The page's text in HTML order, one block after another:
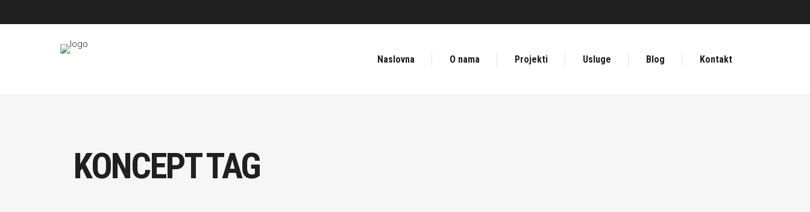
Naslovna O nama Projekti Usluge Blog Kontakt
KONCEPT TAG